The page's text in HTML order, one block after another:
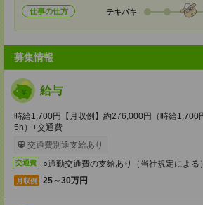
仕事の仕方 テキパキ
募集情報
給与
時給1,700円【月収例】約276,000円（時給1,700
5h）+交通費
交通費別途支給あり
交通費 ○通勤交通費の支給あり（当社規定による）
月収例 25～30万円